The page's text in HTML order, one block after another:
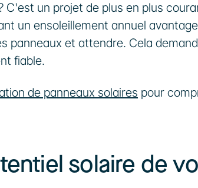
C'est un projet de plus en plus
un ensoleillement annuel
panneaux et attendre. Cela
fiable.
de panneaux solaires pour
solaire de